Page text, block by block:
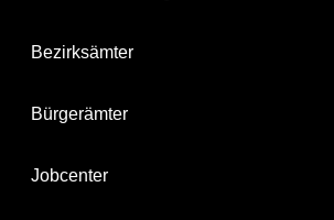
Bezirksämter
Bürgerämter
Jobcenter